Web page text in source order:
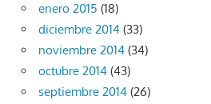
enero 2015 (18)
diciembre 2014 (33)
noviembre 2014 (34)
octubre 2014 (43)
septiembre 2014 (26)